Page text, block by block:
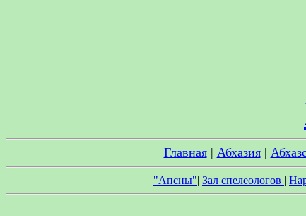
Главная| Абхазия|
"Апсны"| Зал спелеологов |